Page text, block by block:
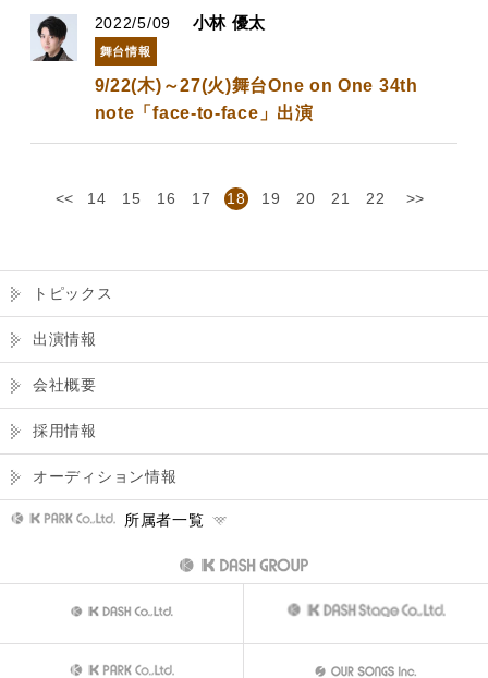
2022/5/09 小林 優太
舞台情報
9/22(木)～27(火)舞台One on One 34th
note「face-to-face」出演
<< 14 15 16 17 18 19 20 21 22 >>
トピックス
出演情報
会社概要
採用情報
オーディション情報
所属者一覧